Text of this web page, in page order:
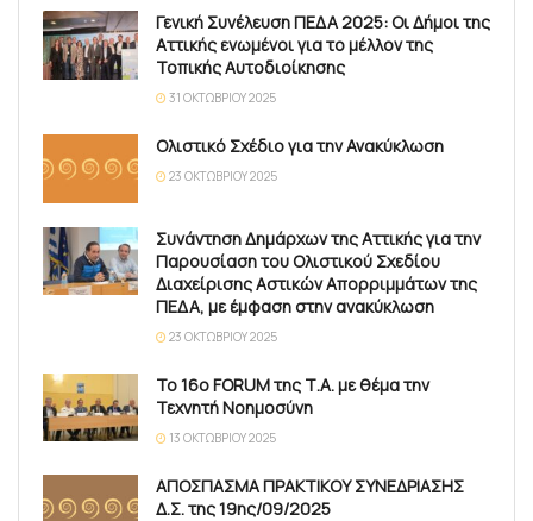
Γενική Συνέλευση ΠΕΔΑ 2025: Οι Δήμοι της
Αττικής ενωμένοι για το μέλλον της
Τοπικής Αυτοδιοίκησης
31 ΟΚΤΩΒΡΊΟΥ 2025
Ολιστικό Σχέδιο για την Ανακύκλωση
23 ΟΚΤΩΒΡΊΟΥ 2025
Συνάντηση Δημάρχων της Αττικής για την
Παρουσίαση του Ολιστικού Σχεδίου
Διαχείρισης Αστικών Απορριμμάτων της
ΠΕΔΑ, με έμφαση στην ανακύκλωση
23 ΟΚΤΩΒΡΊΟΥ 2025
Το 16ο FORUM της Τ.Α. με θέμα την
Τεχνητή Νοημοσύνη
13 ΟΚΤΩΒΡΊΟΥ 2025
ΑΠΟΣΠΑΣΜΑ ΠΡΑΚΤΙΚΟΥ ΣΥΝΕΔΡΙΑΣΗΣ
Δ.Σ. της 19ης/09/2025